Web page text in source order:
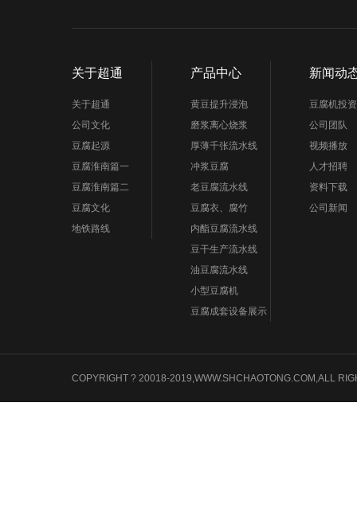
关于超通
关于超通
公司文化
豆腐起源
豆腐淮南篇一
豆腐淮南篇二
豆腐文化
地铁路线
产品中心
黄豆提升浸泡
磨浆离心烧浆
厚薄千张流水线
冲浆豆腐
老豆腐流水线
豆腐衣、腐竹
内酯豆腐流水线
豆干生产流水线
油豆腐流水线
小型豆腐机
豆腐成套设备展示
新闻动
豆腐机投
公司团队
视频播放
人才招聘
资料下载
公司新闻
COPYRIGHT ? 20018-2019,WWW.SHCHAOTONG.COM,ALL